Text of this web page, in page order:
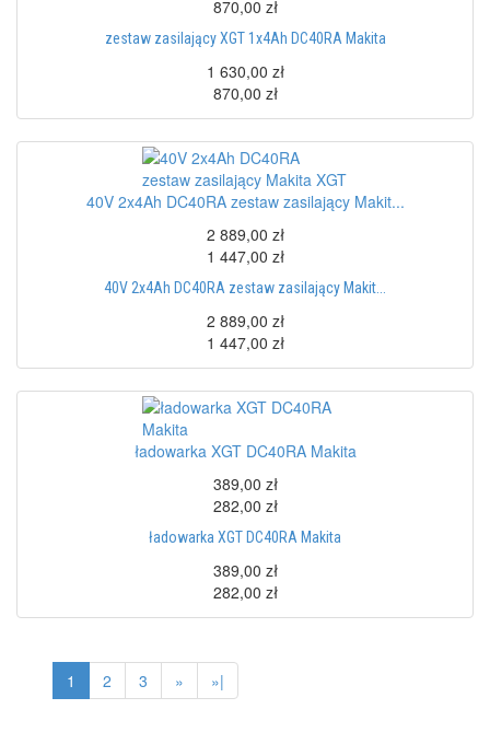
870,00 zł
zestaw zasilający XGT 1x4Ah DC40RA Makita
1 630,00 zł
870,00 zł
40V 2x4Ah DC40RA zestaw zasilający Makit...
2 889,00 zł
1 447,00 zł
40V 2x4Ah DC40RA zestaw zasilający Makit...
2 889,00 zł
1 447,00 zł
ładowarka XGT DC40RA Makita
389,00 zł
282,00 zł
ładowarka XGT DC40RA Makita
389,00 zł
282,00 zł
1 2 3 » »|